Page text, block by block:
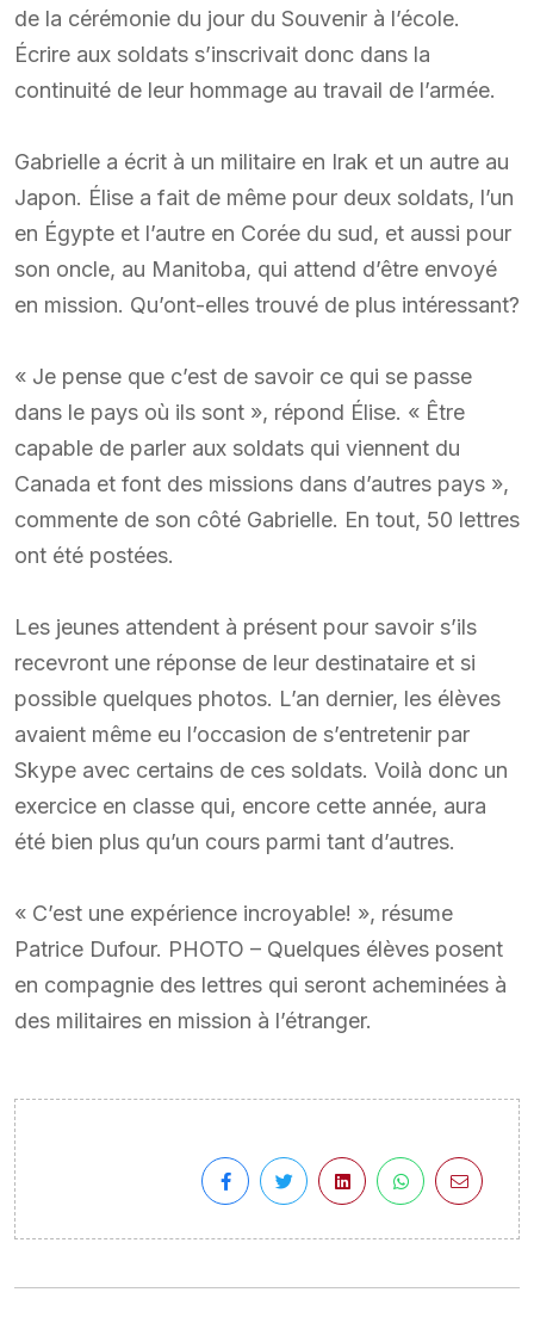
de la cérémonie du jour du Souvenir à l’école.
Écrire aux soldats s’inscrivait donc dans la
continuité de leur hommage au travail de l’armée.
Gabrielle a écrit à un militaire en Irak et un autre au
Japon. Élise a fait de même pour deux soldats, l’un
en Égypte et l’autre en Corée du sud, et aussi pour
son oncle, au Manitoba, qui attend d’être envoyé
en mission. Qu’ont-elles trouvé de plus intéressant?
« Je pense que c’est de savoir ce qui se passe
dans le pays où ils sont », répond Élise. « Être
capable de parler aux soldats qui viennent du
Canada et font des missions dans d’autres pays »,
commente de son côté Gabrielle. En tout, 50 lettres
ont été postées.
Les jeunes attendent à présent pour savoir s’ils
recevront une réponse de leur destinataire et si
possible quelques photos. L’an dernier, les élèves
avaient même eu l’occasion de s’entretenir par
Skype avec certains de ces soldats. Voilà donc un
exercice en classe qui, encore cette année, aura
été bien plus qu’un cours parmi tant d’autres.
« C’est une expérience incroyable! », résume
Patrice Dufour. PHOTO – Quelques élèves posent
en compagnie des lettres qui seront acheminées à
des militaires en mission à l’étranger.